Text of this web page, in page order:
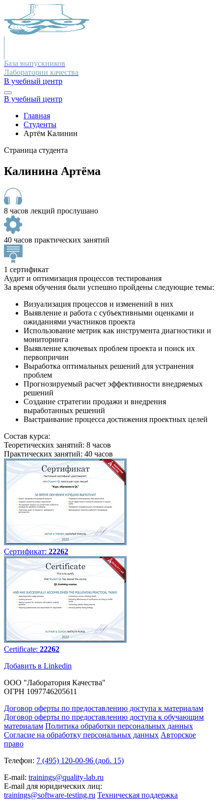
База выпускников
Лаборатории качества
В учебный центр
В учебный центр
Главная
Студенты
Артём Калинин
Страница студента
Калинина Артёма
8 часов лекций прослушано
40 часов практических занятий
1 сертификат
Аудит и оптимизация процессов тестирования
За время обучения были успешно пройдены следующие темы:
Визуализация процессов и изменений в них
Выявление и работа с субъективными оценками и
ожиданиями участников проекта
Использование метрик как инструмента диагностики и
мониторинга
Выявление ключевых проблем проекта и поиск их
первопричин
Выработка оптимальных решений для устранения
проблем
Прогнозируемый расчет эффективности внедряемых
решений
Создание стратегии продажи и внедрения
выработанных решений
Выстраивание процесса достижения проектных целей
Состав курса:
Теоретических занятий: 8 часов
Практических занятий: 40 часов
Сертификат: 22262
Certificate: 22262
Добавить в Linkedin
ООО "Лаборатория Качества"
ОГРН 1097746205611
Договор оферты по предоставлению доступа к материалам
Договор оферты по предоставлению доступа к обучающим
материалам Политика обработки персональных данных
Согласие на обработку персональных данных Авторское
право
Телефон: 7 (495) 120-00-96 (доб. 15)
E-mail: trainings@quality-lab.ru
E-mail для юридических лиц:
trainings@software-testing.ru Техническая поддержка